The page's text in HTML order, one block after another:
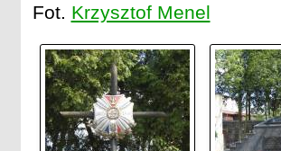
Fot. Krzysztof Menel